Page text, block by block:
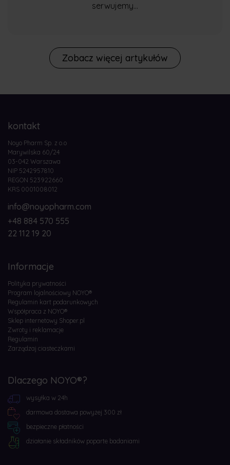
serwujemy...
Zobacz więcej artykułów
kontakt
Noyo Pharm Sp. z o.o
Marywilska 60/24
03-042 Warszawa
NIP 5242957810
REGON 523922660
KRS 0001008012
info@noyopharm.com
+48 884 570 555
22 112 19 20
Informacje
Polityka prywatności
Program lojalnościowy NOYO®
Regulamin kart podarunkowych
Współpraca z NOYO®
Sklep internetowy Shoper.pl
Zwroty i reklamacje
Regulamin
Zarządzaj ciasteczkami
Dlaczego NOYO®?
wysyłka w 24h
darmowa dostawa powyżej 300 zł
bezpieczne płatności
działanie składników poparte badaniami